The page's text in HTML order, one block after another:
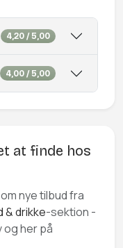
4,20 / 5,00
4,00 / 5,00
at finde hos
nye tilbud fra
& drikke-sektion -
og her på